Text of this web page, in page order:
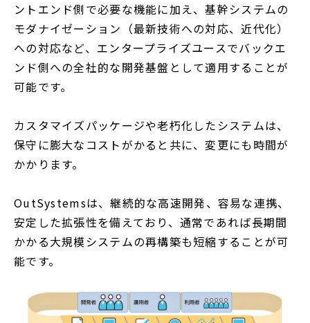
ントエンド側で必要な機能に加え、基幹システムの
モダナイゼーション（最新技術への対応、近代化）
への対応など、エンタープライズユースでバックエ
ンド側への全社的な開発基盤として適用することが
可能です。
カスタマイズパッケージや老朽化したシステムは、
保守に膨大なコストがかると共に、変更にも時間が
かかります。
OutSystemsは、継続的な高速開発、容易な連携、
安定した拡張性を備えており、通常であれば長期間
かかる大規模システムの再構築も短縮することが可
能です。